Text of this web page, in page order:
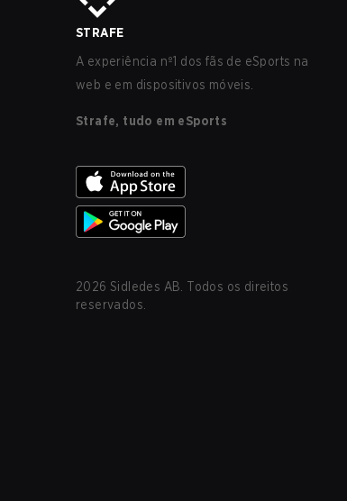
STRAFE
A experiência nº1 dos fãs de eSports na
web e em dispositivos móveis.
Strafe, tudo em eSports
2026 Sidledes AB. Todos os direitos
reservados.